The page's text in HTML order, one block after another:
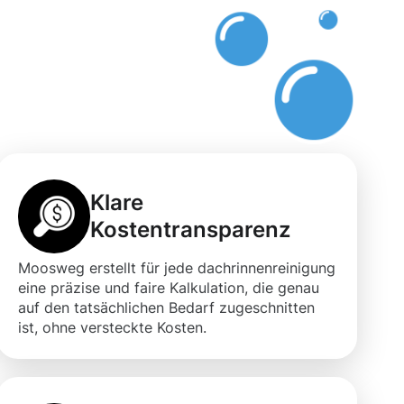
Klare
Kostentransparenz
Moosweg erstellt für jede dachrinnenreinigung
eine präzise und faire Kalkulation, die genau
auf den tatsächlichen Bedarf zugeschnitten
ist, ohne versteckte Kosten.